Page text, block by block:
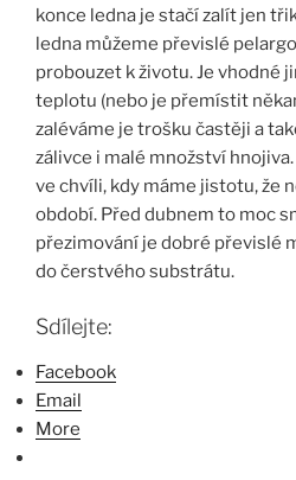
konce ledna je stačí zalít jen
ledna můžeme převislé
probouzet k životu. Je vhodné
teplotu (nebo je přemístit
zaléváme je trošku častěji a
zálivce i malé množství
ve chvíli, kdy máme jistotu, že
období. Před dubnem to moc
přezimování je dobré převislé
do čerstvého substrátu.
Sdílejte:
Facebook
Email
More